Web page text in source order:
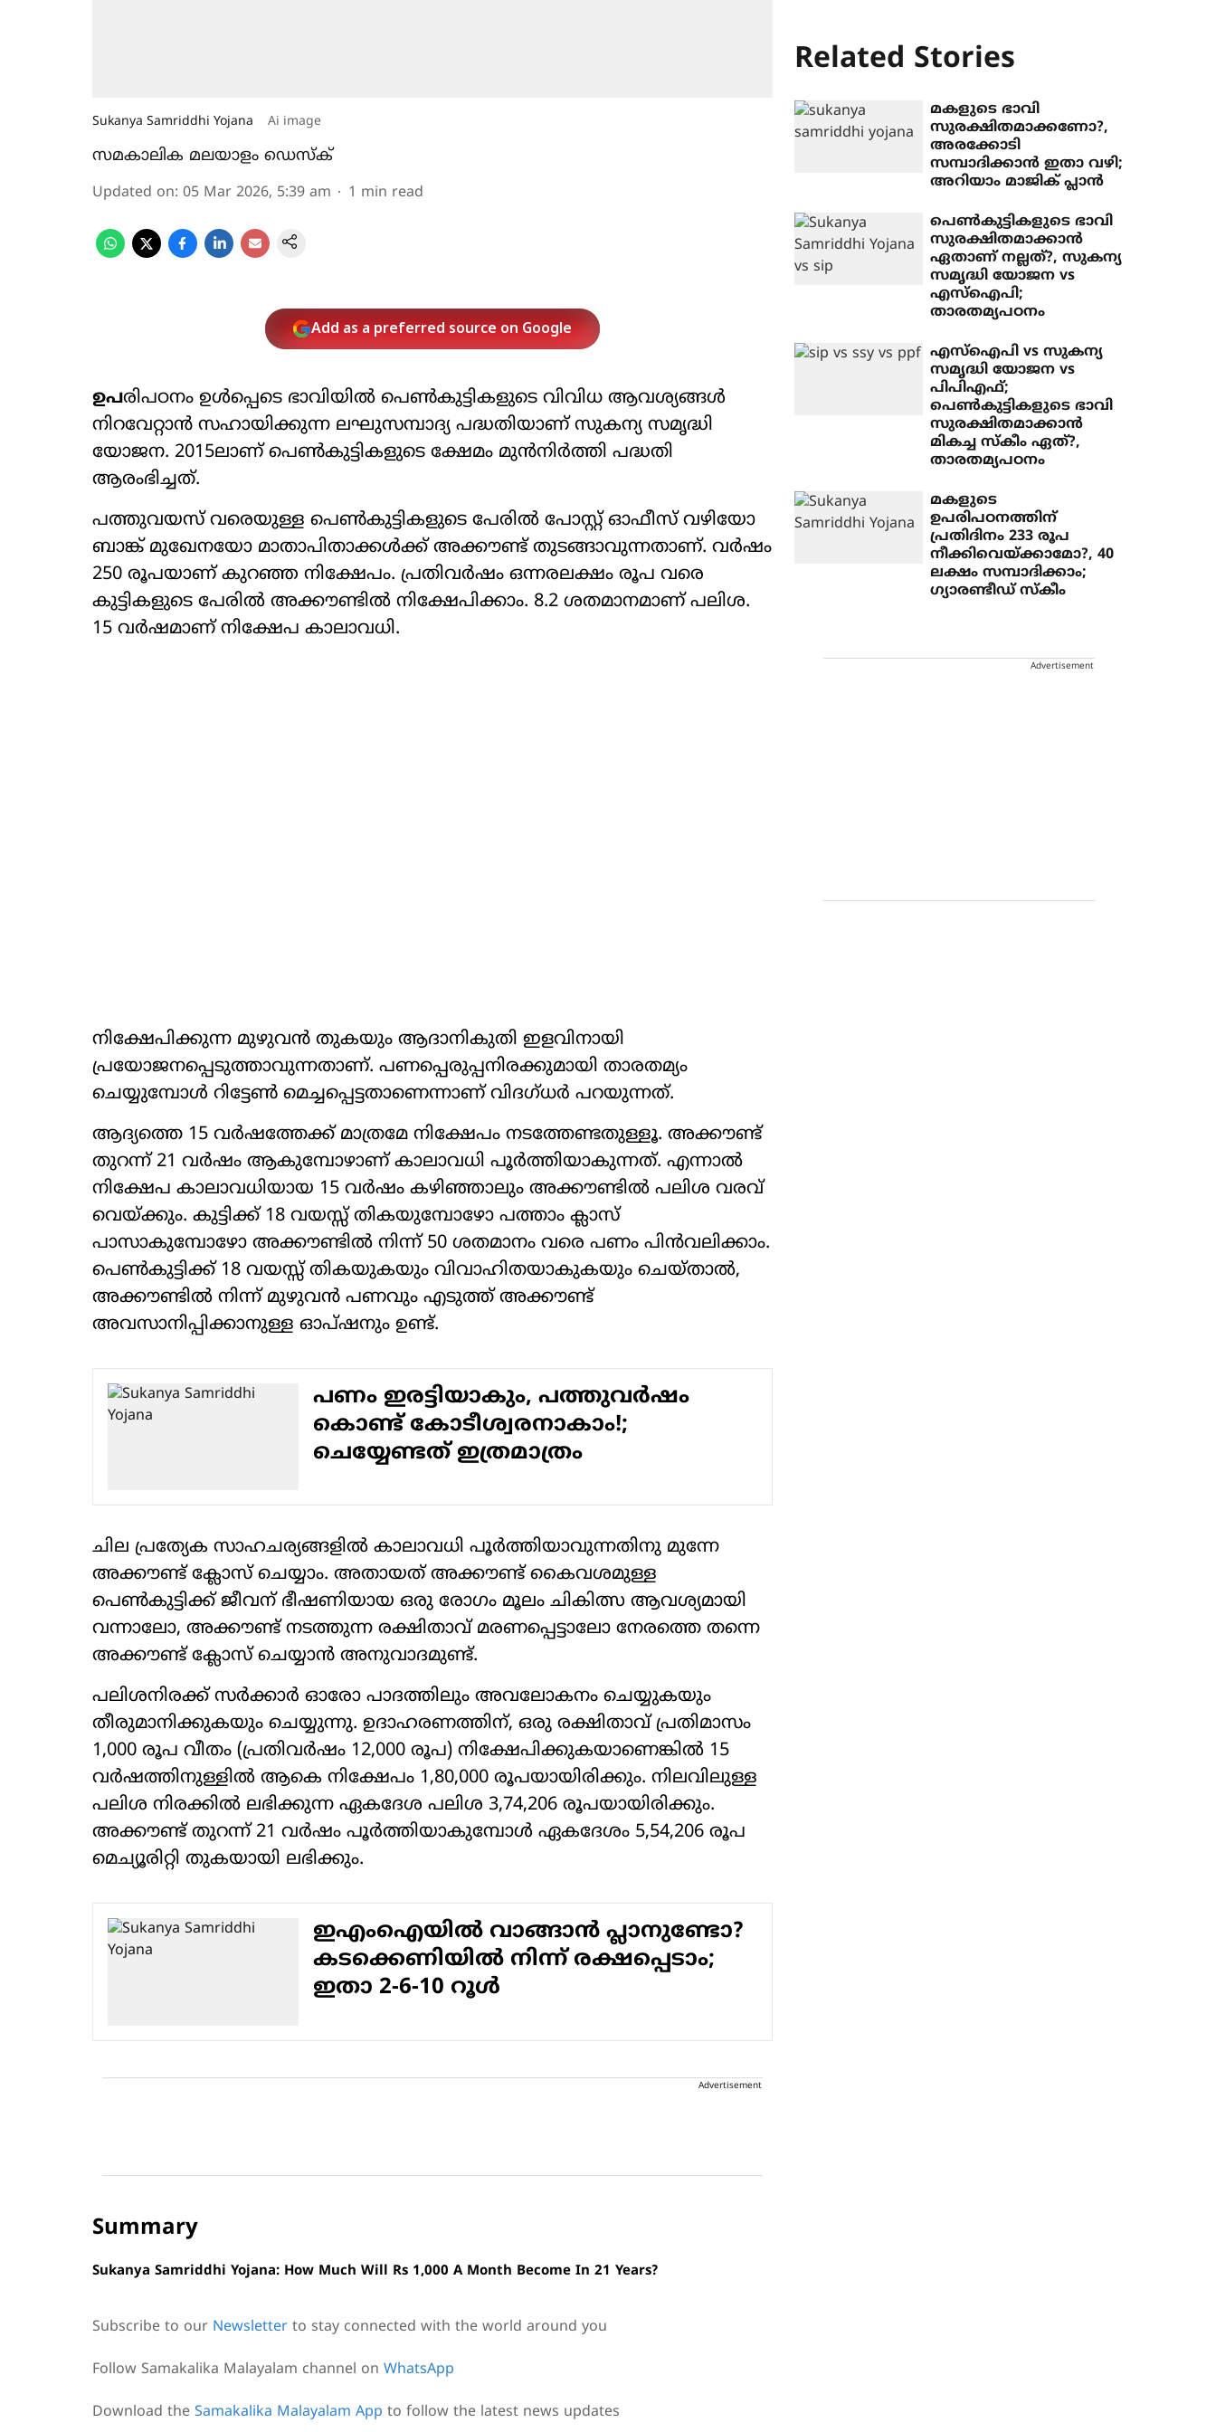
Sukanya Samriddhi Yojana Ai image
സമകാലിക മലയാളം ഡെസ്ക്
Updated on: 05 Mar 2026, 5:39 am 1 min read
Add as a preferred source on Google
ഉപരിപഠനം ഉള്‍പ്പെടെ ഭാവിയില്‍ പെണ്‍കുട്ടികളുടെ വിവിധ ആവശ്യങ്ങള്‍
നിറവേറ്റാന്‍ സഹായിക്കുന്ന ലഘുസമ്പാദ്യ പദ്ധതിയാണ് സുകന്യ സമൃദ്ധി
യോജന. 2015ലാണ് പെണ്‍കുട്ടികളുടെ ക്ഷേമം മുന്‍നിര്‍ത്തി പദ്ധതി
ആരംഭിച്ചത്.
പത്തുവയസ് വരെയുള്ള പെണ്‍കുട്ടികളുടെ പേരില്‍ പോസ്റ്റ് ഓഫീസ് വഴിയോ
ബാങ്ക് മുഖേനയോ മാതാപിതാക്കള്‍ക്ക് അക്കൗണ്ട് തുടങ്ങാവുന്നതാണ്. വര്‍ഷം
250 രൂപയാണ് കുറഞ്ഞ നിക്ഷേപം. പ്രതിവര്‍ഷം ഒന്നരലക്ഷം രൂപ വരെ
കുട്ടികളുടെ പേരില്‍ അക്കൗണ്ടില്‍ നിക്ഷേപിക്കാം. 8.2 ശതമാനമാണ് പലിശ.
15 വര്‍ഷമാണ് നിക്ഷേപ കാലാവധി.
നിക്ഷേപിക്കുന്ന മുഴുവന്‍ തുകയും ആദാനികുതി ഇളവിനായി
പ്രയോജനപ്പെടുത്താവുന്നതാണ്. പണപ്പെരുപ്പനിരക്കുമായി താരതമ്യം
ചെയ്യുമ്പോള്‍ റിട്ടേണ്‍ മെച്ചപ്പെട്ടതാണെന്നാണ് വിദഗ്ധര്‍ പറയുന്നത്.
ആദ്യത്തെ 15 വര്‍ഷത്തേക്ക് മാത്രമേ നിക്ഷേപം നടത്തേണ്ടതുള്ളൂ. അക്കൗണ്ട്
തുറന്ന് 21 വര്‍ഷം ആകുമ്പോഴാണ് കാലാവധി പൂര്‍ത്തിയാകുന്നത്. എന്നാല്‍
നിക്ഷേപ കാലാവധിയായ 15 വര്‍ഷം കഴിഞ്ഞാലും അക്കൗണ്ടില്‍ പലിശ വരവ്
വെയ്ക്കും. കുട്ടിക്ക് 18 വയസ്സ് തികയുമ്പോഴോ പത്താം ക്ലാസ്
പാസാകുമ്പോഴോ അക്കൗണ്ടില്‍ നിന്ന് 50 ശതമാനം വരെ പണം പിന്‍വലിക്കാം.
പെണ്‍കുട്ടിക്ക് 18 വയസ്സ് തികയുകയും വിവാഹിതയാകുകയും ചെയ്താല്‍,
അക്കൗണ്ടില്‍ നിന്ന് മുഴുവന്‍ പണവും എടുത്ത് അക്കൗണ്ട്
അവസാനിപ്പിക്കാനുള്ള ഓപ്ഷനും ഉണ്ട്.
പണം ഇരട്ടിയാകും, പത്തുവര്‍ഷം
കൊണ്ട് കോടീശ്വരനാകാം!;
ചെയ്യേണ്ടത് ഇത്രമാത്രം
ചില പ്രത്യേക സാഹചര്യങ്ങളില്‍ കാലാവധി പൂര്‍ത്തിയാവുന്നതിനു മുന്നേ
അക്കൗണ്ട് ക്ലോസ് ചെയ്യാം. അതായത് അക്കൗണ്ട് കൈവശമുള്ള
പെണ്‍കുട്ടിക്ക് ജീവന് ഭീഷണിയായ ഒരു രോഗം മൂലം ചികിത്സ ആവശ്യമായി
വന്നാലോ, അക്കൗണ്ട് നടത്തുന്ന രക്ഷിതാവ് മരണപ്പെട്ടാലോ നേരത്തെ തന്നെ
അക്കൗണ്ട് ക്ലോസ് ചെയ്യാന്‍ അനുവാദമുണ്ട്.
പലിശനിരക്ക് സര്‍ക്കാര്‍ ഓരോ പാദത്തിലും അവലോകനം ചെയ്യുകയും
തീരുമാനിക്കുകയും ചെയ്യുന്നു. ഉദാഹരണത്തിന്, ഒരു രക്ഷിതാവ് പ്രതിമാസം
1,000 രൂപ വീതം (പ്രതിവര്‍ഷം 12,000 രൂപ) നിക്ഷേപിക്കുകയാണെങ്കില്‍ 15
വര്‍ഷത്തിനുള്ളില്‍ ആകെ നിക്ഷേപം 1,80,000 രൂപയായിരിക്കും. നിലവിലുള്ള
പലിശ നിരക്കില്‍ ലഭിക്കുന്ന ഏകദേശ പലിശ 3,74,206 രൂപയായിരിക്കും.
അക്കൗണ്ട് തുറന്ന് 21 വര്‍ഷം പൂര്‍ത്തിയാകുമ്പോള്‍ ഏകദേശം 5,54,206 രൂപ
മെച്യൂരിറ്റി തുകയായി ലഭിക്കും.
ഇഎംഐയില്‍ വാങ്ങാന്‍ പ്ലാനുണ്ടോ?
കടക്കെണിയില്‍ നിന്ന് രക്ഷപ്പെടാം;
ഇതാ 2-6-10 റൂള്‍
Advertisement
Summary
Sukanya Samriddhi Yojana: How Much Will Rs 1,000 A Month Become In 21 Years?
Subscribe to our Newsletter to stay connected with the world around you
Follow Samakalika Malayalam channel on WhatsApp
Download the Samakalika Malayalam App to follow the latest news updates
Related Stories
മകളുടെ ഭാവി
സുരക്ഷിതമാക്കണോ?,
അരക്കോടി
സമ്പാദിക്കാന്‍ ഇതാ വഴി;
അറിയാം മാജിക് പ്ലാന്‍
പെണ്‍കുട്ടികളുടെ ഭാവി
സുരക്ഷിതമാക്കാന്‍
ഏതാണ് നല്ലത്?, സുകന്യ
സമൃദ്ധി യോജന vs
എസ്‌ഐപി;
താരതമ്യപഠനം
എസ്‌ഐപി vs സുകന്യ
സമൃദ്ധി യോജന vs
പിപിഎഫ്;
പെണ്‍കുട്ടികളുടെ ഭാവി
സുരക്ഷിതമാക്കാന്‍
മികച്ച സ്‌കീം ഏത്?,
താരതമ്യപഠനം
മകളുടെ
ഉപരിപഠനത്തിന്
പ്രതിദിനം 233 രൂപ
നീക്കിവെയ്ക്കാമോ?, 40
ലക്ഷം സമ്പാദിക്കാം;
ഗ്യാരണ്ടീഡ് സ്‌കീം
Advertisement